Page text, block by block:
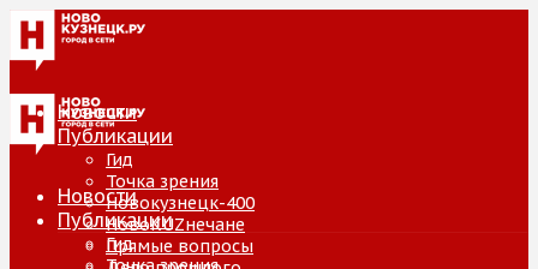
Новости
Публикации
Гид
Точка зрения
Новокузнецк-400
НовоKUZнечане
Прямые вопросы
Новости
Публикации
Гид